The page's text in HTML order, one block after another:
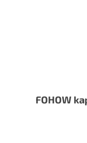
FOHOW
Průměrné